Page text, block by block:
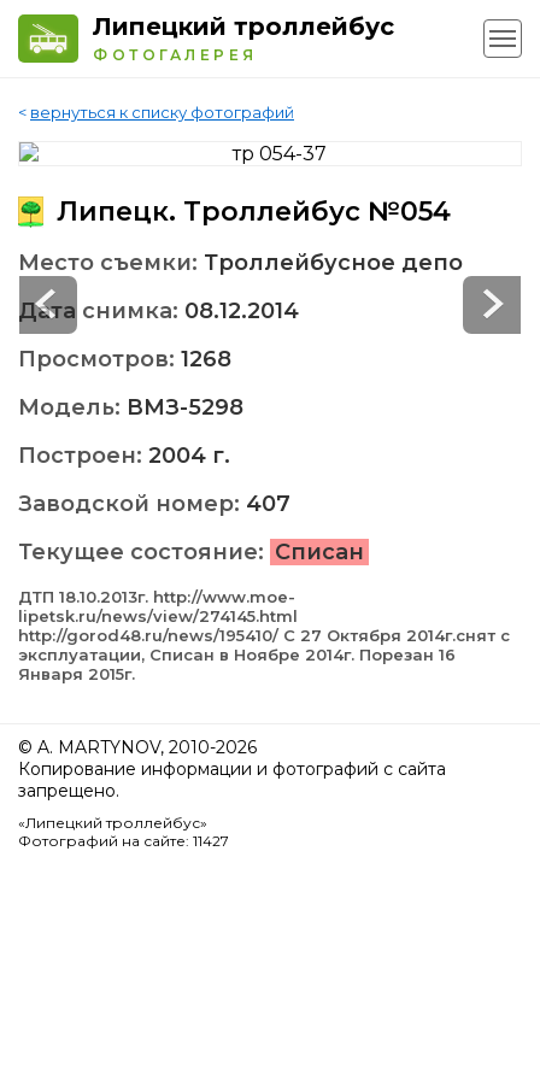
Липецкий троллейбус
ФОТОГАЛЕРЕЯ
< вернуться к списку фотографий
Липецк. Троллейбус №054
Место съемки: Троллейбусное депо
Дата снимка: 08.12.2014
Просмотров: 1268
Модель: ВМЗ-5298
Построен: 2004 г.
Заводской номер: 407
Текущее состояние: Списан
ДТП 18.10.2013г. http://www.moe-
lipetsk.ru/news/view/274145.html
http://gorod48.ru/news/195410/ С 27 Октября 2014г.снят с
эксплуатации, Cписан в Ноябре 2014г. Порезан 16
Января 2015г.
© A. MARTYNOV, 2010-2026
Копирование информации и фотографий с сайта
запрещено.
«Липецкий троллейбус»
Фотографий на сайте: 11427